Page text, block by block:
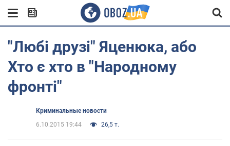
"Любі друзі" Яценюка, або
Хто є хто в "Народному
фронті"
Криминальные новости
6.10.2015 19:44
26,5 т.